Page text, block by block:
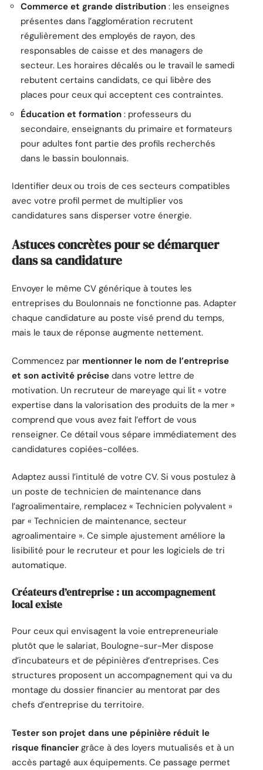
Commerce et grande distribution : les enseignes
présentes dans l’agglomération recrutent
régulièrement des employés de rayon, des
responsables de caisse et des managers de
secteur. Les horaires décalés ou le travail le samedi
rebutent certains candidats, ce qui libère des
places pour ceux qui acceptent ces contraintes.
Éducation et formation : professeurs du
secondaire, enseignants du primaire et formateurs
pour adultes font partie des profils recherchés
dans le bassin boulonnais.
Identifier deux ou trois de ces secteurs compatibles
avec votre profil permet de multiplier vos
candidatures sans disperser votre énergie.
Astuces concrètes pour se démarquer
dans sa candidature
Envoyer le même CV générique à toutes les
entreprises du Boulonnais ne fonctionne pas. Adapter
chaque candidature au poste visé prend du temps,
mais le taux de réponse augmente nettement.
Commencez par mentionner le nom de l’entreprise
et son activité précise dans votre lettre de
motivation. Un recruteur de mareyage qui lit « votre
expertise dans la valorisation des produits de la mer »
comprend que vous avez fait l’effort de vous
renseigner. Ce détail vous sépare immédiatement des
candidatures copiées-collées.
Adaptez aussi l’intitulé de votre CV. Si vous postulez à
un poste de technicien de maintenance dans
l’agroalimentaire, remplacez « Technicien polyvalent »
par « Technicien de maintenance, secteur
agroalimentaire ». Ce simple ajustement améliore la
lisibilité pour le recruteur et pour les logiciels de tri
automatique.
Créateurs d’entreprise : un accompagnement
local existe
Pour ceux qui envisagent la voie entrepreneuriale
plutôt que le salariat, Boulogne-sur-Mer dispose
d’incubateurs et de pépinières d’entreprises. Ces
structures proposent un accompagnement qui va du
montage du dossier financier au mentorat par des
chefs d’entreprise du territoire.
Tester son projet dans une pépinière réduit le
risque financier grâce à des loyers mutualisés et à un
accès partagé aux équipements. Ce passage permet